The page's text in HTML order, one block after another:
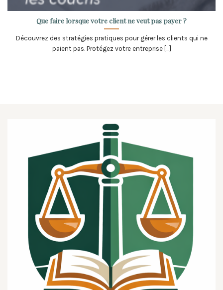
Que faire lorsque votre client ne veut pas payer ?
Découvrez des stratégies pratiques pour gérer les clients qui ne
paient pas. Protégez votre entreprise [...]